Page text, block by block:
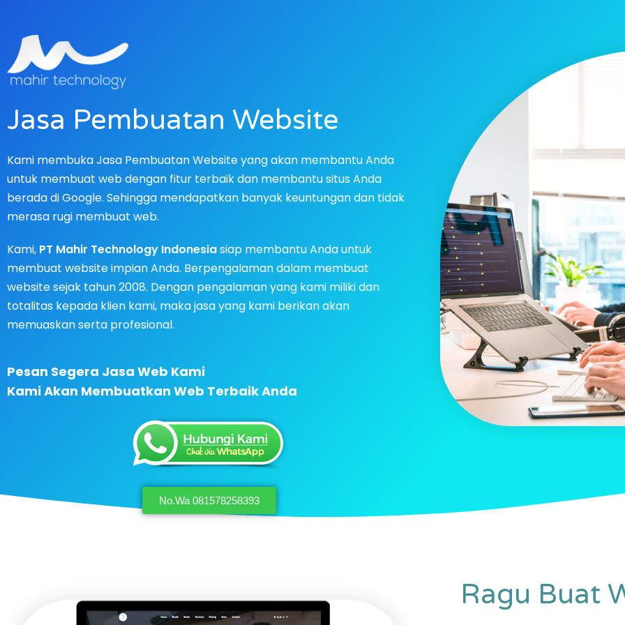
Jasa Pembuatan Website
Kami membuka Jasa Pembuatan Website yang akan membantu Anda
untuk membuat web dengan fitur terbaik dan membantu situs Anda
berada di Google. Sehingga mendapatkan banyak keuntungan dan tidak
merasa rugi membuat web.
Kami, PT Mahir Technology Indonesiasiap membantu Anda untuk
membuat website impian Anda. Berpengalaman dalam membuat
website sejak tahun 2008. Dengan pengalaman yang kami miliki dan
totalitas kepada klien kami, maka jasa yang kami berikan akan
memuaskan serta profesional.
Pesan Segera Jasa Web Kami
Kami Akan Membuatkan Web Terbaik Anda
No.Wa 081578258393
Ragu Buat